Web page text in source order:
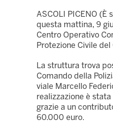
ASCOLI PICENO (È
questa mattina, 9
Centro Operativo
Protezione Civile
La struttura trova
Comando della
viale Marcello
realizzazione è
grazie a un
60.000 euro.